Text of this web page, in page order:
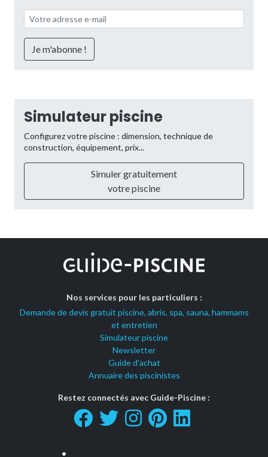
Simulateur piscine
Configurez votre piscine : dimension, technique de
construction, équipement, prix...
Simuler gratuitement
votre piscine
Nos services pour les particuliers :
Demande de devis gratuit piscine, abris, spa, sauna, hammams
et entretien
Simulateur piscine
Newsletter
Guide d'achat
Annuaire des piscinistes
Restez connectés avec Guide-Piscine :